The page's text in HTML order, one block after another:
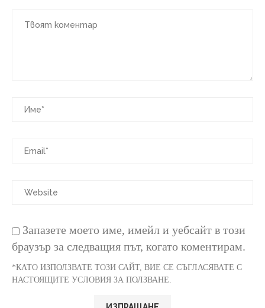
Запазете моето име, имейл и уебсайт в този
браузър за следващия път, когато коментирам.
*КАТО ИЗПОЛЗВАТЕ ТОЗИ САЙТ, ВИЕ СЕ СЪГЛАСЯВАТЕ С
НАСТОЯЩИТЕ УСЛОВИЯ ЗА ПОЛЗВАНЕ.